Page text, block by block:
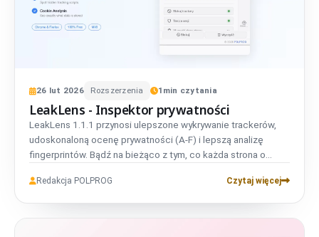
26 lut 2026 Rozszerzenia 1 min czytania
LeakLens - Inspektor prywatności
LeakLens 1.1.1 przynosi ulepszone wykrywanie trackerów,
udoskonaloną ocenę prywatności (A-F) i lepszą analizę
fingerprintów. Bądź na bieżąco z tym, co każda strona o
Redakcja POLPROG Czytaj więcej